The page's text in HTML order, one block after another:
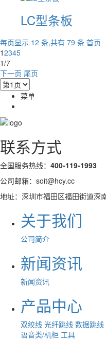
LC型条板
每页显示 12 条,共有 79 条 首页
12345
1/7
下一页 尾页
菜单
联系方式
全国服务热线： 400-119-1993
公司邮箱：soit@hcy.cc
地址：深圳市福田区福田街道深
关于我们
公司简介
新闻资讯
新闻资讯
产品中心
双绞线 光纤跳线 数据跳线
语音类/机柜 工具